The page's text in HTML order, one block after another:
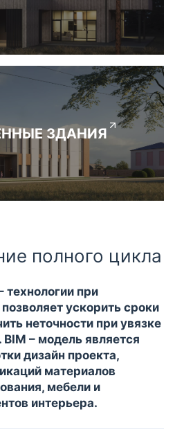
ЗДАНИЯ
полного цикла
при
ускорить сроки
неточности при увязке
BIM – модель является
дизайн проекта,
материалов
мебели и
интерьера.